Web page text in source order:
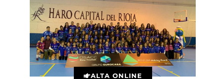
ALTA ONLINE